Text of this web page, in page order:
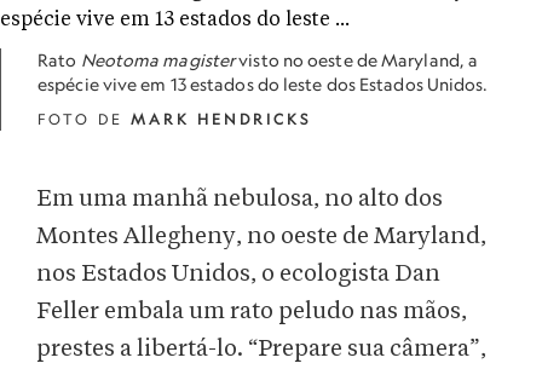
Rato Neotoma magistervisto no oeste de Maryland, a
espécie vive em 13 estados do leste dos Estados Unidos.
FOTO DE MARK HENDRICKS
Em uma manhã nebulosa, no alto dos
Montes Allegheny, no oeste de Maryland,
nos Estados Unidos, o ecologista Dan
Feller embala um rato peludo nas mãos,
prestes a libertá-lo. “Prepare sua câmera”,